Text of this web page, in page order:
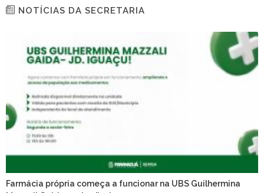
NOTÍCIAS DA SECRETARIA
Farmácia própria começa a funcionar na UBS Guilhermina